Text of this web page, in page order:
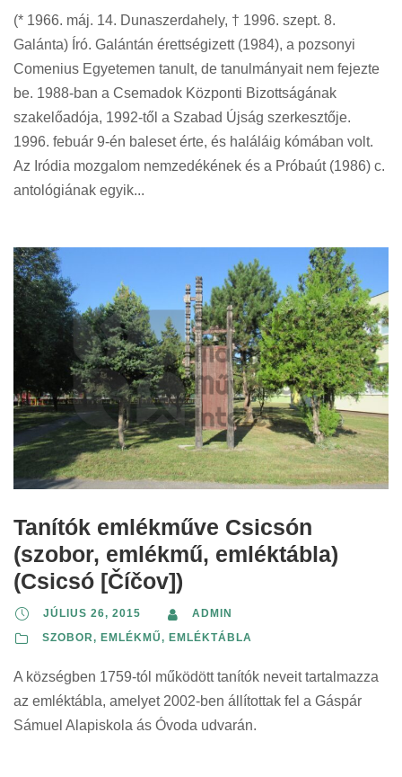
(* 1966. máj. 14. Dunaszerdahely, † 1996. szept. 8.
Galánta) Író. Galántán érettségizett (1984), a pozsonyi
Comenius Egyetemen tanult, de tanulmányait nem fejezte
be. 1988-ban a Csemadok Központi Bizottságának
szakelőadója, 1992-től a Szabad Újság szerkesztője.
1996. febuár 9-én baleset érte, és haláláig kómában volt.
Az Iródia mozgalom nemzedékének és a Próbaút (1986) c.
antológiának egyik...
Tanítók emlékműve Csicsón
(szobor, emlékmű, emléktábla)
(Csicsó [Číčov])
JÚLIUS 26, 2015
ADMIN
SZOBOR, EMLÉKMŰ, EMLÉKTÁBLA
A községben 1759-tól működött tanítók neveit tartalmazza
az emléktábla, amelyet 2002-ben állítottak fel a Gáspár
Sámuel Alapiskola ás Óvoda udvarán.